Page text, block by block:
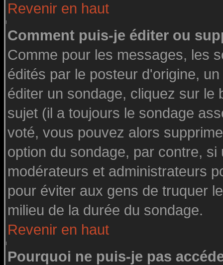
Revenir en haut
Comment puis-je éditer ou
Comme pour les messages, les
édités par le posteur d'origine,
éditer un sondage, cliquez sur le
sujet (il a toujours le sondage
voté, vous pouvez alors
option du sondage, par contre,
modérateurs et administrateurs
pour éviter aux gens de truquer
milieu de la durée du sondage.
Revenir en haut
Pourquoi ne puis-je pas